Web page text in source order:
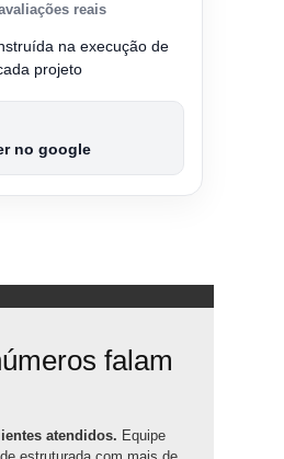
reais
na execução de
projeto
no google
falam
atendidos. Equipe